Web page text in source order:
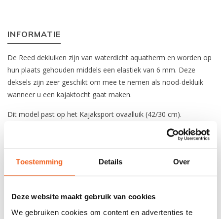
Toestemming Details Over
Deze website maakt gebruik van cookies
We gebruiken cookies om content en advertenties te
INFORMATIE
De Reed dekluiken zijn van waterdicht aquatherm en worden op
hun plaats gehouden middels een elastiek van 6 mm. Deze
deksels zijn zeer geschikt om mee te nemen als nood-dekluik
wanneer u een kajaktocht gaat maken.
Dit model past op het Kajaksport ovaalluik (42/30 cm).
REVIEWS